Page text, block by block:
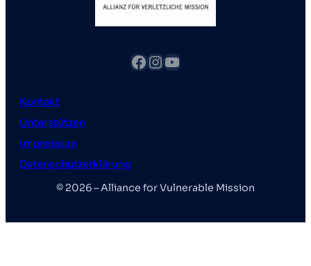
Facebook InstagramYouTube
Kontakt
Unterstützen
Impressum
Datenschutzerklärung
© 2026 – Alliance for Vulnerable Mission